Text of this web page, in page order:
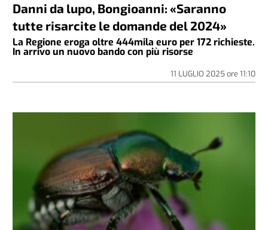
Danni da lupo, Bongioanni: «Saranno
tutte risarcite le domande del 2024»
La Regione eroga oltre 444mila euro per 172 richieste.
In arrivo un nuovo bando con più risorse
11 LUGLIO 2025ore 11:10